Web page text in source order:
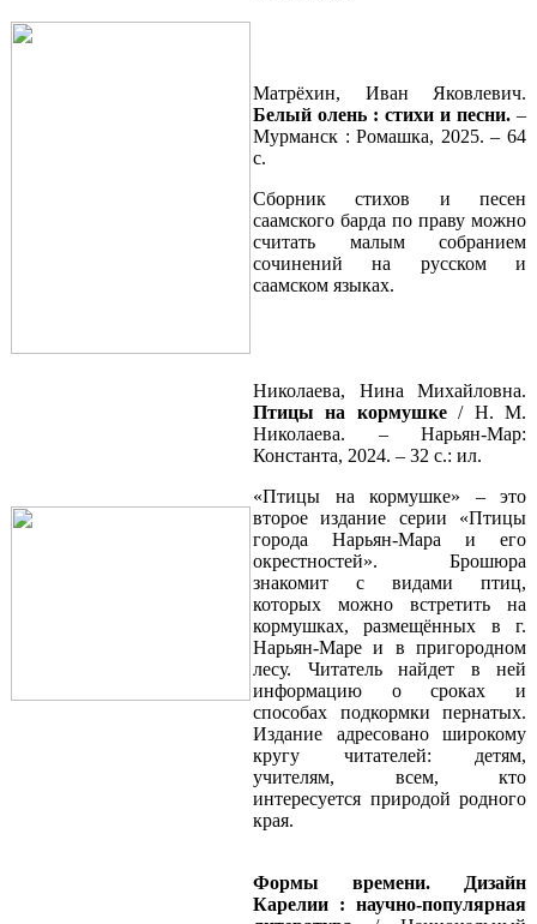
Матрёхин, Иван Яковлевич.
Белый олень : стихи и песни. –
Мурманск : Ромашка, 2025. – 64
с.
Сборник стихов и песен
саамского барда по праву можно
считать малым собранием
сочинений на русском и
саамском языках.
Николаева, Нина Михайловна.
Птицы на кормушке/ Н. М.
Николаева. – Нарьян-Мар:
Константа, 2024. – 32 с.: ил.
«Птицы на кормушке» – это
второе издание серии «Птицы
города Нарьян-Мара и его
окрестностей». Брошюра
знакомит с видами птиц,
которых можно встретить на
кормушках, размещённых в г.
Нарьян-Маре и в пригородном
лесу. Читатель найдет в ней
информацию о сроках и
способах подкормки пернатых.
Издание адресовано широкому
кругу читателей: детям,
учителям, всем, кто
интересуется природой родного
края.
Формы времени. Дизайн
Карелии : научно-популярная